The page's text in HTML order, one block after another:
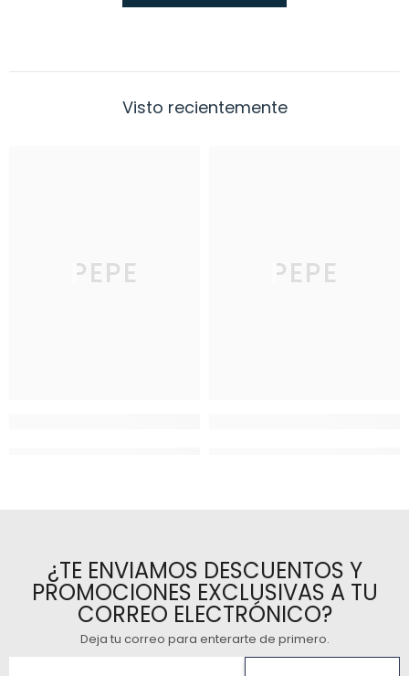
Visto recientemente
PEPE PEPE
¿TE ENVIAMOS DESCUENTOS Y
PROMOCIONES EXCLUSIVAS A TU
CORREO ELECTRÓNICO?
Deja tu correo para enterarte de primero.